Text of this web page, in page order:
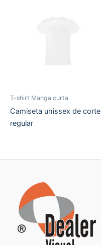
T-shirt Manga curta
Camiseta unissex de corte
regular